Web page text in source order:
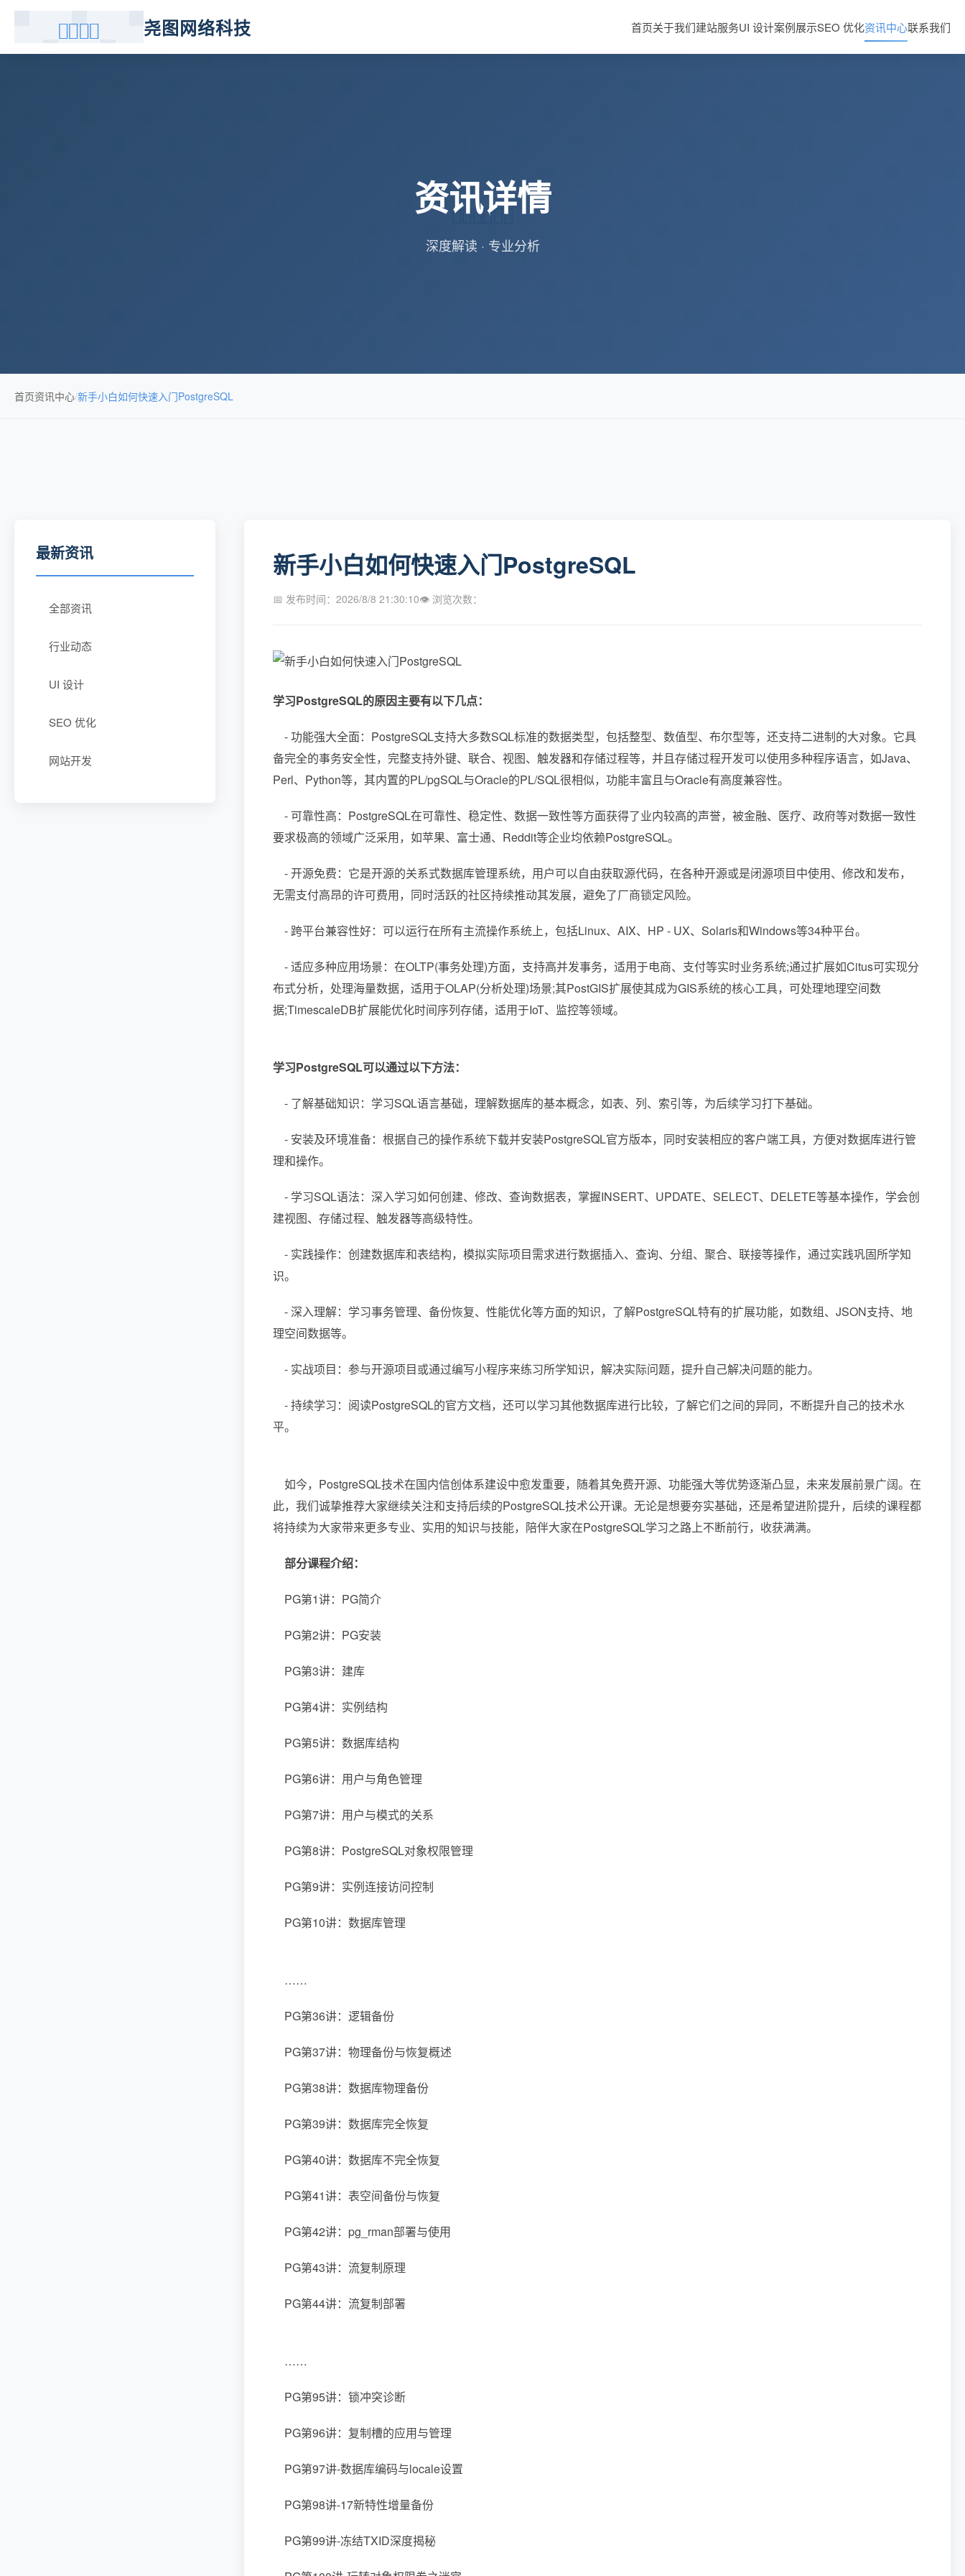
尧图网络科技 首页关于我们建站服务UI 设计案例展示SEO 优化资讯中心联系我们
资讯详情
深度解读 · 专业分析
首页资讯中心/新手小白如何快速入门PostgreSQL
最新资讯
全部资讯
行业动态
UI 设计
SEO 优化
网站开发
新手小白如何快速入门PostgreSQL
📅 发布时间：2026/8/8 21:30:10👁 浏览次数：
学习PostgreSQL的原因主要有以下几点：
- 功能强大全面：PostgreSQL支持大多数SQL标准的数据类型，包括整型、数值型、布尔型等，还支持二进制的大对象。它具
备完全的事务安全性，完整支持外键、联合、视图、触发器和存储过程等，并且存储过程开发可以使用多种程序语言，如Java、
Perl、Python等，其内置的PL/pgSQL与Oracle的PL/SQL很相似，功能丰富且与Oracle有高度兼容性。
- 可靠性高：PostgreSQL在可靠性、稳定性、数据一致性等方面获得了业内较高的声誉，被金融、医疗、政府等对数据一致性
要求极高的领域广泛采用，如苹果、富士通、Reddit等企业均依赖PostgreSQL。
- 开源免费：它是开源的关系式数据库管理系统，用户可以自由获取源代码，在各种开源或是闭源项目中使用、修改和发布，
无需支付高昂的许可费用，同时活跃的社区持续推动其发展，避免了厂商锁定风险。
- 跨平台兼容性好：可以运行在所有主流操作系统上，包括Linux、AIX、HP - UX、Solaris和Windows等34种平台。
- 适应多种应用场景：在OLTP(事务处理)方面，支持高并发事务，适用于电商、支付等实时业务系统;通过扩展如Citus可实现分
布式分析，处理海量数据，适用于OLAP(分析处理)场景;其PostGIS扩展使其成为GIS系统的核心工具，可处理地理空间数
据;TimescaleDB扩展能优化时间序列存储，适用于IoT、监控等领域。
学习PostgreSQL可以通过以下方法：
- 了解基础知识：学习SQL语言基础，理解数据库的基本概念，如表、列、索引等，为后续学习打下基础。
- 安装及环境准备：根据自己的操作系统下载并安装PostgreSQL官方版本，同时安装相应的客户端工具，方便对数据库进行管
理和操作。
- 学习SQL语法：深入学习如何创建、修改、查询数据表，掌握INSERT、UPDATE、SELECT、DELETE等基本操作，学会创
建视图、存储过程、触发器等高级特性。
- 实践操作：创建数据库和表结构，模拟实际项目需求进行数据插入、查询、分组、聚合、联接等操作，通过实践巩固所学知
识。
- 深入理解：学习事务管理、备份恢复、性能优化等方面的知识，了解PostgreSQL特有的扩展功能，如数组、JSON支持、地
理空间数据等。
- 实战项目：参与开源项目或通过编写小程序来练习所学知识，解决实际问题，提升自己解决问题的能力。
- 持续学习：阅读PostgreSQL的官方文档，还可以学习其他数据库进行比较，了解它们之间的异同，不断提升自己的技术水
平。
如今，PostgreSQL技术在国内信创体系建设中愈发重要，随着其免费开源、功能强大等优势逐渐凸显，未来发展前景广阔。在
此，我们诚挚推荐大家继续关注和支持后续的PostgreSQL技术公开课。无论是想要夯实基础，还是希望进阶提升，后续的课程都
将持续为大家带来更多专业、实用的知识与技能，陪伴大家在PostgreSQL学习之路上不断前行，收获满满。
部分课程介绍：
PG第1讲：PG简介
PG第2讲：PG安装
PG第3讲：建库
PG第4讲：实例结构
PG第5讲：数据库结构
PG第6讲：用户与角色管理
PG第7讲：用户与模式的关系
PG第8讲：PostgreSQL对象权限管理
PG第9讲：实例连接访问控制
PG第10讲：数据库管理
……
PG第36讲：逻辑备份
PG第37讲：物理备份与恢复概述
PG第38讲：数据库物理备份
PG第39讲：数据库完全恢复
PG第40讲：数据库不完全恢复
PG第41讲：表空间备份与恢复
PG第42讲：pg_rman部署与使用
PG第43讲：流复制原理
PG第44讲：流复制部署
……
PG第95讲：锁冲突诊断
PG第96讲：复制槽的应用与管理
PG第97讲-数据库编码与locale设置
PG第98讲-17新特性增量备份
PG第99讲-冻结TXID深度揭秘